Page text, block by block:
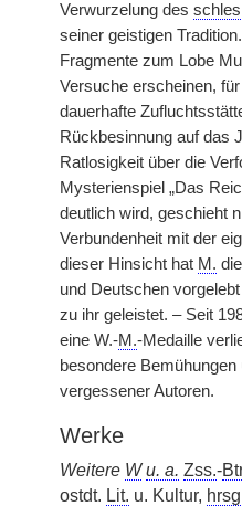
Verwurzelung des
seiner geistigen
Fragmente zum Lobe
Versuche erscheinen,
dauerhafte
Rückbesinnung auf das
Ratlosigkeit über die
Mysterienspiel „Das
deutlich wird, geschieht
Verbundenheit mit der
dieser Hinsicht hat M.
und Deutschen
zu ihr geleistet. – Seit
eine W.-M.-Medaille
besondere
vergessener Autoren.
Werke
Weitere W u. a. Zss.-
ostdt. Lit. u. Kultur,